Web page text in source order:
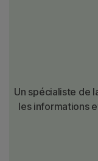
Un spécialiste de
les informations